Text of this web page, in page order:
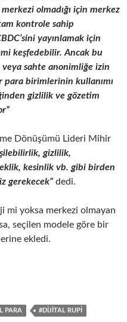
olmadığı için merkez
kontrole sahip
yayınlamak için
keşfedebilir. Ancak bu
sahte anonimliğe izin
para birimlerinin kullanımı
gizlilik ve gözetim
Dönüşümü Lideri Mihir
gizlilik,
kesinlik vb. gibi birden
gerekecek” dedi.
mi yoksa merkezi olmayan
seçilen modele göre bir
ekledi.
PARA #DIJITAL RUPI